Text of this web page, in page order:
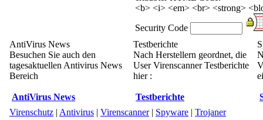
<b> <i> <em> <br> <strong>
Security Code
AntiVirus News
Besuchen Sie auch den
tagesaktuellen Antivirus News
Bereich
AntiVirus News
Testberichte
Nach Herstellern geordnet, die
User Virenscanner Testberichte
hier :
Testberichte
Virenschutz | Antivirus | Virenscanner| Spyware | Trojaner